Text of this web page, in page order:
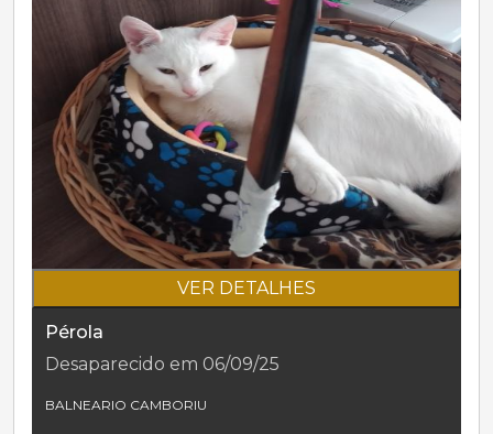
VER DETALHES
Pérola
Desaparecido em 06/09/25
BALNEARIO CAMBORIU